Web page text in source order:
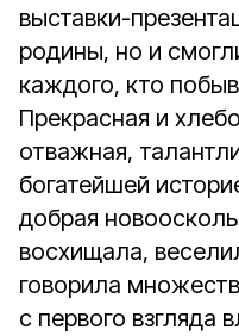
выставки-
родины, но и
каждого, кто
Прекрасная и
отважная,
богатейшей
добрая
восхищала,
говорила
с первого взгляда